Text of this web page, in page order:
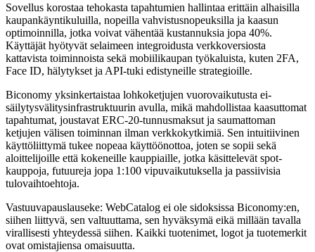
Sovellus korostaa tehokasta tapahtumien hallintaa erittäin alhaisilla
kaupankäyntikuluilla, nopeilla vahvistusnopeuksilla ja kaasun
optimoinnilla, jotka voivat vähentää kustannuksia jopa 40%.
Käyttäjät hyötyvät selaimeen integroidusta verkkoversiosta
kattavista toiminnoista sekä mobiilikaupan työkaluista, kuten 2FA,
Face ID, hälytykset ja API-tuki edistyneille strategioille.
Biconomy yksinkertaistaa lohkoketjujen vuorovaikutusta ei-
säilytysvälitysinfrastruktuurin avulla, mikä mahdollistaa kaasuttomat
tapahtumat, joustavat ERC-20-tunnusmaksut ja saumattoman
ketjujen välisen toiminnan ilman verkkokytkimiä. Sen intuitiivinen
käyttöliittymä tukee nopeaa käyttöönottoa, joten se sopii sekä
aloittelijoille että kokeneille kauppiaille, jotka käsittelevät spot-
kauppoja, futuureja jopa 1:100 vipuvaikutuksella ja passiivisia
tulovaihtoehtoja.
Vastuuvapauslauseke: WebCatalog ei ole sidoksissa Biconomy:en,
siihen liittyvä, sen valtuuttama, sen hyväksymä eikä millään tavalla
virallisesti yhteydessä siihen. Kaikki tuotenimet, logot ja tuotemerkit
ovat omistajiensa omaisuutta.